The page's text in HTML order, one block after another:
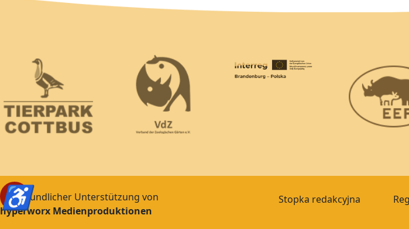
Mit freundlicher Unterstützung von
hyperworx Medienproduktionen
Stopka redakcyjna
♿